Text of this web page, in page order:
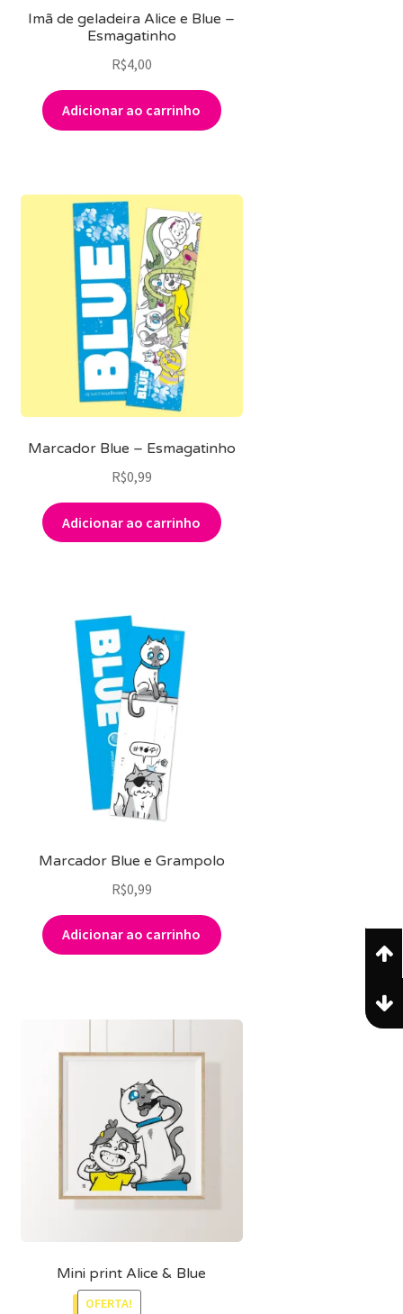
Imã de geladeira Alice e Blue –
Esmagatinho
R$4,00
Adicionar ao carrinho
Marcador Blue – Esmagatinho
R$0,99
Adicionar ao carrinho
Marcador Blue e Grampolo
R$0,99
Adicionar ao carrinho
Mini print Alice & Blue
OFERTA!